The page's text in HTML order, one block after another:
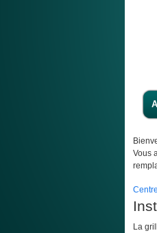
Vous
La